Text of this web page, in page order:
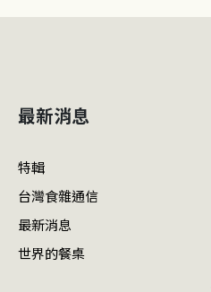
最新消息
特輯
台灣食雜通信
最新消息
世界的餐桌